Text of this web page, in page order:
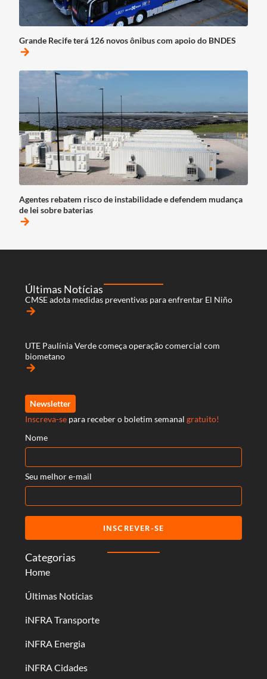
Grande Recife terá 126 novos ônibus com apoio do BNDES
arrow_forward
Agentes rebatem risco de instabilidade e defendem mudança
de lei sobre baterias
arrow_forward
Categorias
Home
Últimas Notícias
iNFRA Transporte
iNFRA Energia
iNFRA Cidades
Últimas Notícias
CMSE adota medidas preventivas para enfrentar El Niño
arrow_forward
UTE Paulínia Verde começa operação comercial com
biometano
arrow_forward
Newsletter
Inscreva-se para receber o boletim semanal gratuito!
Nome
Seu melhor e-mail
INSCREVER-SE